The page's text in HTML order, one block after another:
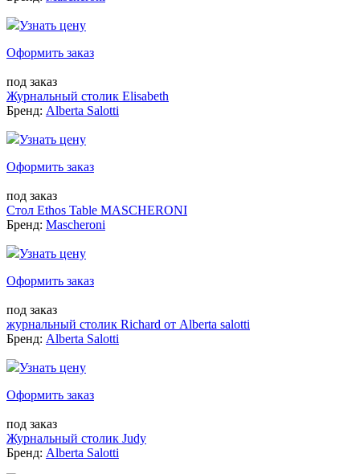
Узнать цену
Оформить заказ
под заказ
Журнальный столик Elisabeth
Бренд: Alberta Salotti
Узнать цену
Оформить заказ
под заказ
Стол Ethos Table MASCHERONI
Бренд: Mascheroni
Узнать цену
Оформить заказ
под заказ
журнальный столик Richard от Alberta salotti
Бренд: Alberta Salotti
Узнать цену
Оформить заказ
под заказ
Журнальный столик Judy
Бренд: Alberta Salotti